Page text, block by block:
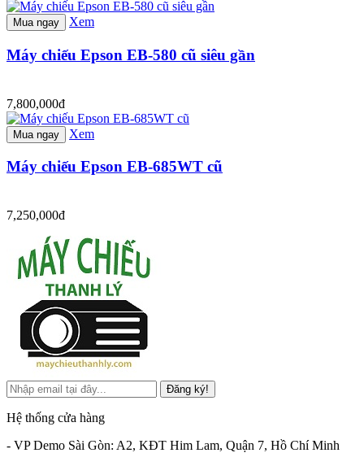
Mua ngay Xem
Máy chiếu Epson EB-580 cũ siêu gần
7,800,000đ
Mua ngay Xem
Máy chiếu Epson EB-685WT cũ
7,250,000đ
Đăng ký!
Hệ thống cửa hàng
- VP Demo Sài Gòn: A2, KĐT Him Lam, Quận 7, Hồ Chí Minh